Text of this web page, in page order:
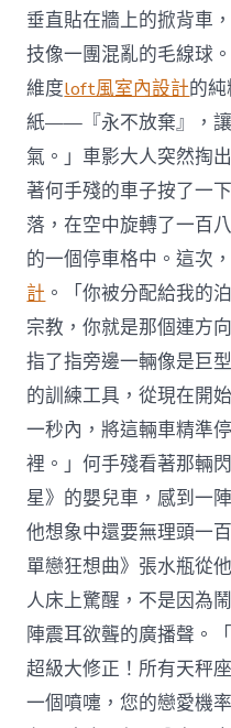
垂直貼在牆上的掀背車
技像一團混亂的毛線球
維度loft風室內設計的
紙——『永不放棄』，
氣。」車影大人突然掏
著何手殘的車子按了一
落，在空中旋轉了一百
的一個停車格中。這
計 。「你被分配給我的
宗教，你就是那個連方
指了指旁邊一輛像是巨
的訓練工具，從現在開
一秒內，將這輛車精準
裡。」何手殘看著那輛
星》的嬰兒車，感到一
他想象中還要無理頭一
單戀狂想曲》張水瓶從
人床上驚醒，不是因為
陣震耳欲聾的廣播聲。
超級大修正！所有天秤
一個噴嚏，您的戀愛機